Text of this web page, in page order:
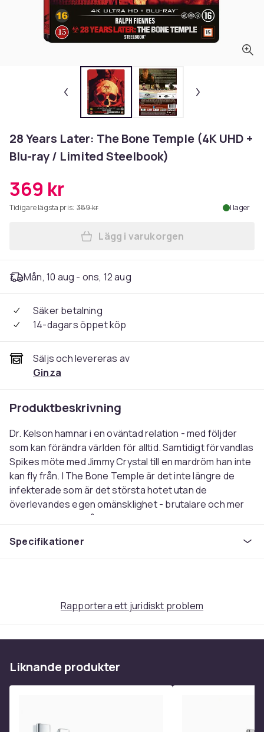
28 Years Later: The Bone Temple (4K UHD +
Blu-ray / Limited Steelbook)
369 kr
Tidigare lägsta pris: 389 kr I lager
Lägg till 28 Years Later:
Lägg i varukorgen
Mån, 10 aug - ons, 12 aug
Säker betalning
14-dagars öppet köp
Säljs och levereras av
Ginza
Produktbeskrivning
Dr. Kelson hamnar i en oväntad relation - med följder
som kan förändra världen för alltid. Samtidigt förvandlas
Spikes möte med Jimmy Crystal till en mardröm han inte
kan fly från. I The Bone Temple är det inte längre de
infekterade som är det största hotet utan de
överlevandes egen omänsklighet - brutalare och mer
oförutsägbar än något virus.
SKÅDESPELARE:
Connor Newall
Emma LAird
ÖVRIGT:
Specifikationer
Rapportera ett juridiskt problem
Liknande produkter